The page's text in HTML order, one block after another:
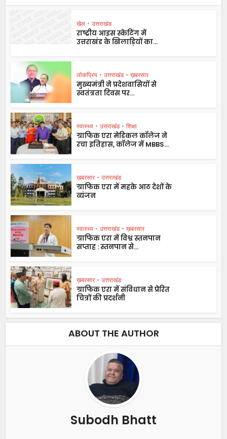
खेल • उत्तराखंड
राष्ट्रीय आइस स्केटिंग में
उत्तराखंड के खिलाड़ियों का...
लोकप्रिय • उत्तराखंड • ख़बरसार
मुख्यमंत्री ने प्रदेशवासियों से
स्वतंत्रता दिवस पर...
स्वास्थ्य • उत्तराखंड • शिक्षा
ग्राफिक एरा मेडिकल कॉलेज ने
रचा इतिहास, कॉलेज में MBBS...
ख़बरसार • उत्तराखंड
ग्राफिक एरा में महके आठ देशों के
व्यंजन
स्वास्थ्य • उत्तराखंड • ख़बरसार
ग्राफिक एरा में विश्व स्तनपान
सप्ताह : स्तनपान से...
ख़बरसार • उत्तराखंड
ग्राफिक एरा में संविधान से प्रेरित
चित्रों की प्रदर्शनी
ABOUT THE AUTHOR
Subodh Bhatt